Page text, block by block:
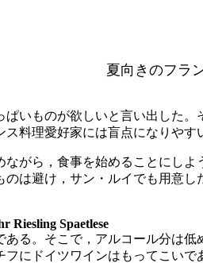
夏向きのフラ
いものが欲しいと言い出した
料理愛好家には盲点になりやす
がら，食事を始めることにし
は避け，サン・ルイでも用意
Riesling Spaetlese
る。そこで，アルコール分は
にドイツワインはもってこいで